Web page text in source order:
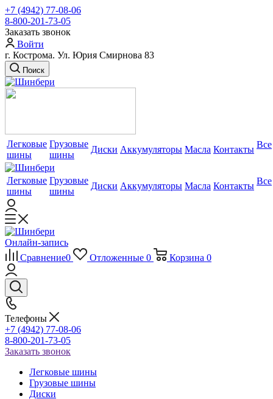
+7 (4942) 77-08-06
8-800-201-73-05
Заказать звонок
Войти
г. Кострома. Ул. Юрия Смирнова 83
Поиск
Легковые
шины
Грузовые
шины
Диски Аккумуляторы Масла Контакты Все
Легковые
шины
Грузовые
шины
Диски Аккумуляторы Масла Контакты Все
Онлайн-запись
Сравнение0 Отложенные 0 Корзина 0
Телефоны
+7 (4942) 77-08-06
8-800-201-73-05
Заказать звонок
Легковые шины
Грузовые шины
Диски